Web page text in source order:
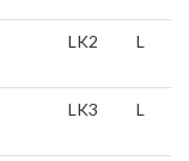
LK2 L
LK3 L